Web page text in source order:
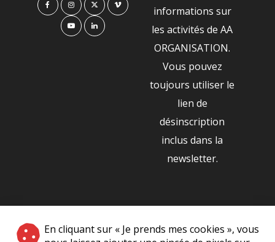
En cliquant sur « Je prends mes cookies », vous
informations sur
les activités de AA
ORGANISATION.
Vous pouvez
toujours utiliser le
lien de
désinscription
inclus dans la
newsletter.
NOS PARTENAIRES
|